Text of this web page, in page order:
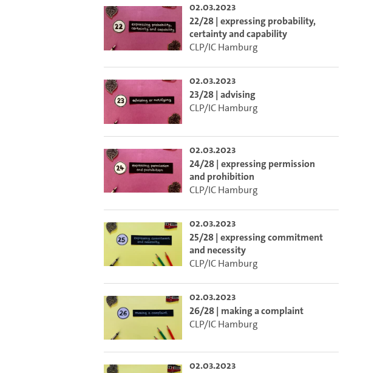
02.03.2023
22/28 | expressing probability,
certainty and capability
CLP/IC Hamburg
02.03.2023
23/28 | advising
CLP/IC Hamburg
02.03.2023
24/28 | expressing permission
and prohibition
CLP/IC Hamburg
02.03.2023
25/28 | expressing commitment
and necessity
CLP/IC Hamburg
02.03.2023
26/28 | making a complaint
CLP/IC Hamburg
02.03.2023